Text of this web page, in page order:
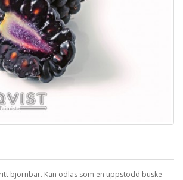
björnbär. Kan odlas som en uppstödd buske